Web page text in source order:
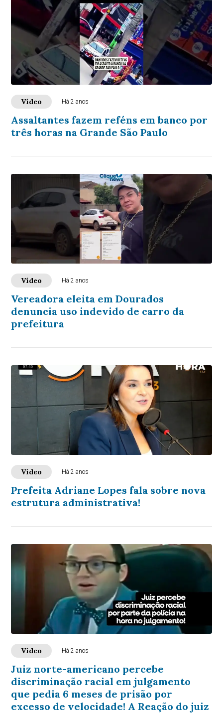
Vídeo Há 2 anos
Assaltantes fazem reféns em banco por
três horas na Grande São Paulo
Vídeo Há 2 anos
Vereadora eleita em Dourados
denuncia uso indevido de carro da
prefeitura
Vídeo Há 2 anos
Prefeita Adriane Lopes fala sobre nova
estrutura administrativa!
Vídeo Há 2 anos
Juiz norte-americano percebe
discriminação racial em julgamento
que pedia 6 meses de prisão por
excesso de velocidade! A Reação do juiz